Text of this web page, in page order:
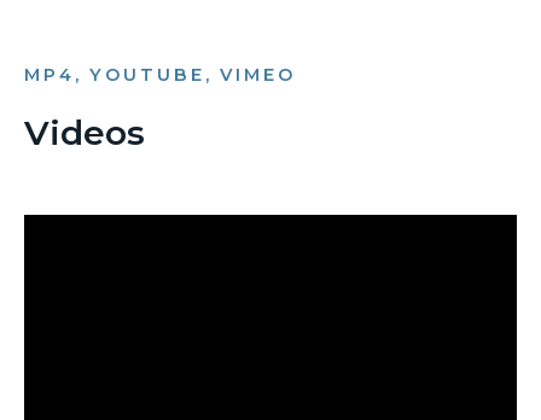
MP4, YOUTUBE, VIMEO
Videos